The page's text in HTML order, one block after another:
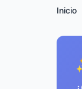
Inicio